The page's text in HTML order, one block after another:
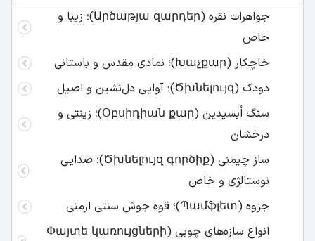
جواهرات نقره (Արծաթյա զարդեր)؛ زیبا و
خاص
خاچکار (Խաչքար)؛ نمادی مقدس و باستانی
دودک (Ծխնելույզ)؛ آوایی دل‌نشین و اصیل
سنگ اُبسیدین (Օբսիդիան քար)؛ زینتی و
درخشان
ساز چیمنی (Ծխնելույզ գործիք)؛ صدایی
نوستالژی و خاص
جزوه (Պամֆլետ)؛ قوه جوش سنتی ارمنی
انواع سازه‌های چوبی (Փայտե կառույցների